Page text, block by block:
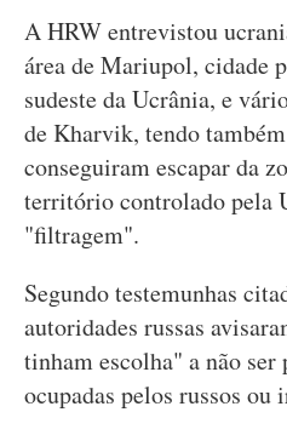
A HRW entrevistou
área de Mariupol, cidade
sudeste da Ucrânia, e
de Kharvik, tendo
conseguiram escapar da
território controlado pela
"filtragem".
Segundo testemunhas
autoridades russas
tinham escolha" a não ser
ocupadas pelos russos ou